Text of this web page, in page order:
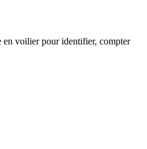
en voilier pour identifier, compter